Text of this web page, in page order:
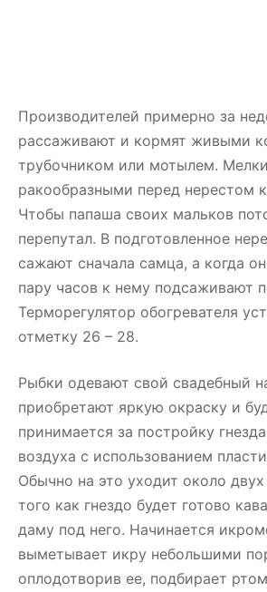
Производителей примерно за
рассаживают и кормят живыми
трубочником или мотылем.
ракообразными перед нерестом
Чтобы папаша своих мальков
перепутал. В подготовленное
сажают сначала самца, а когда
пару часов к нему подсаживают
Терморегулятор обогревателя
отметку 26 – 28.
Рыбки одевают свой свадебный
приобретают яркую окраску и
принимается за постройку
воздуха с использованием
Обычно на это уходит около
того как гнездо будет готово
даму под него. Начинается
выметывает икру небольшими
оплодотворив ее, подбирает